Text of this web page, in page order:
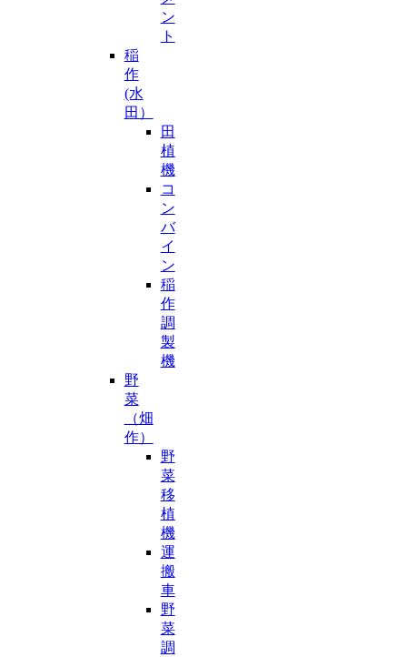
ン
ト
稲
作
(水
田）
田
植
機
コ
ン
バ
イ
ン
稲
作
調
製
機
野
菜
（畑
作）
野
菜
移
植
機
運
搬
車
野
菜
調